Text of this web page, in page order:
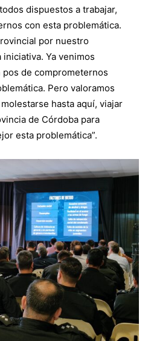
dispuestos a trabajar,
con esta problemática.
por nuestro
Ya venimos
de comprometernos
Pero valoramos
hasta aquí, viajar
de Córdoba para
esta problemática”.